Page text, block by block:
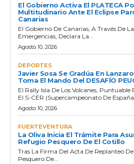
El Gobierno Activa El PLATECA
Multitudinario Ante El Eclipse
Canarias
El Gobierno De Canarias, A Través De
Emergencias, Declara La...
Agosto 10, 2026
DEPORTES
Javier Sosa Se Gradúa En
Toma El Mando Del DESAFÍO
El Rally Isla De Los Volcanes,
El S-CER (Supercampeonato De
Agosto 10, 2026
FUERTEVENTURA
La Oliva Inicia El Trámite Para
Refugio Pesquero De El Cotillo
Tras La Firma Del Acta De Replanteo
Pesquero De...